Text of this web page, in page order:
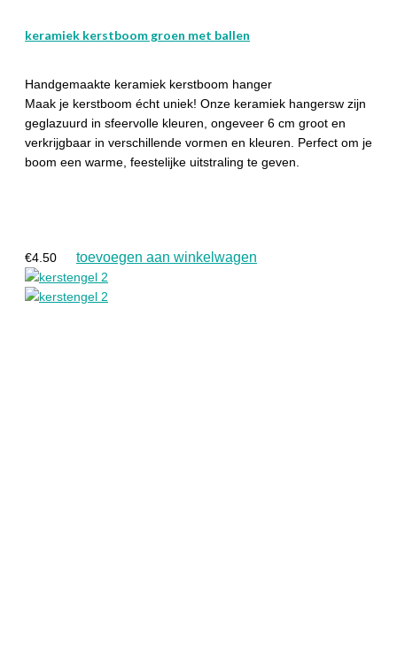
keramiek kerstboom groen met ballen
Handgemaakte keramiek kerstboom hanger
Maak je kerstboom écht uniek! Onze keramiek hangersw zijn
geglazuurd in sfeervolle kleuren, ongeveer 6 cm groot en
verkrijgbaar in verschillende vormen en kleuren. Perfect om je
boom een warme, feestelijke uitstraling te geven.
€4.50 toevoegen aan winkelwagen